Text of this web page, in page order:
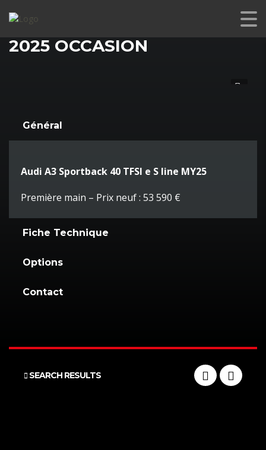
2025 OCCASION
Général
Audi A3 Sportback 40 TFSI e S line MY25
Première main – Prix neuf : 53 590 €
Fiche Technique
Options
Contact
SEARCH RESULTS